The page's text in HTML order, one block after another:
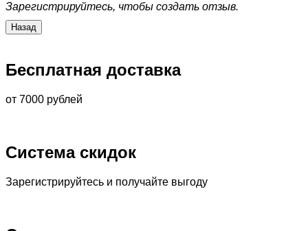
Зарегистрируйтесь, чтобы создать отзыв.
Бесплатная доставка
от 7000 рублей
Система скидок
Зарегистрируйтесь и получайте выгоду